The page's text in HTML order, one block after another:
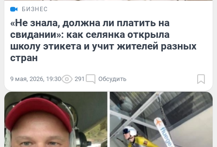
БИЗНЕС
«Не знала, должна ли платить на
свидании»: как селянка открыла
школу этикета и учит жителей разных
стран
9 мая, 2026, 19:30 291 Обсудить